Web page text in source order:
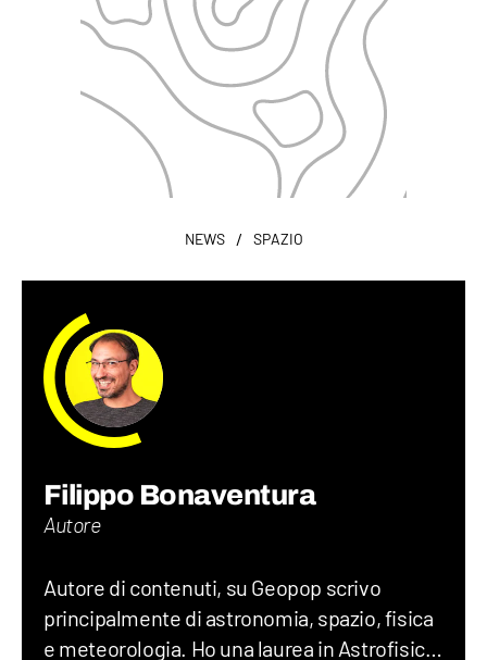
NEWS / SPAZIO
Filippo Bonaventura
Autore
Autore di contenuti, su Geopop scrivo
principalmente di astronomia, spazio, fisica
e meteorologia. Ho una laurea in Astrofisica,